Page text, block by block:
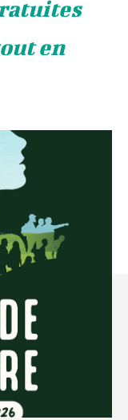
en